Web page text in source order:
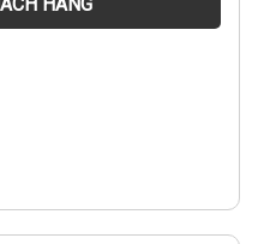
HÀNG